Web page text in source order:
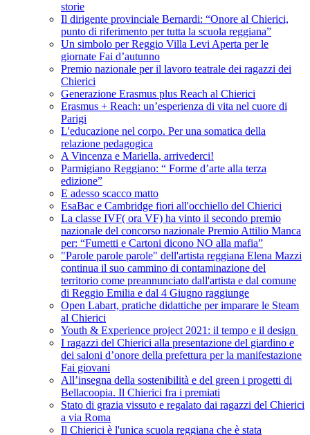
storie
Il dirigente provinciale Bernardi: “Onore al Chierici,
punto di riferimento per tutta la scuola reggiana”
Un simbolo per Reggio Villa Levi Aperta per le
giornate Fai d’autunno
Premio nazionale per il lavoro teatrale dei ragazzi dei
Chierici
Generazione Erasmus plus Reach al Chierici
Erasmus + Reach: un’esperienza di vita nel cuore di
Parigi
L'educazione nel corpo. Per una somatica della
relazione pedagogica
A Vincenza e Mariella, arrivederci!
Parmigiano Reggiano: “ Forme d’arte alla terza
edizione”
E adesso scacco matto
EsaBac e Cambridge fiori all'occhiello del Chierici
La classe IVF( ora VF) ha vinto il secondo premio
nazionale del concorso nazionale Premio Attilio Manca
per: “Fumetti e Cartoni dicono NO alla mafia”
"Parole parole parole" dell'artista reggiana Elena Mazzi
continua il suo cammino di contaminazione del
territorio come preannunciato dall'artista e dal comune
di Reggio Emilia e dal 4 Giugno raggiunge
Open Labart, pratiche didattiche per imparare le Steam
al Chierici
Youth & Experience project 2021: il tempo e il design
I ragazzi del Chierici alla presentazione del giardino e
dei saloni d’onore della prefettura per la manifestazione
Fai giovani
All’insegna della sostenibilità e del green i progetti di
Bellacoopia. Il Chierici fra i premiati
Stato di grazia vissuto e regalato dai ragazzi del Chierici
a via Roma
Il Chierici è l'unica scuola reggiana che è stata